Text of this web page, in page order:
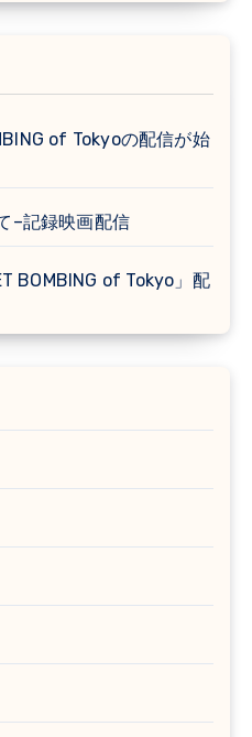
of Tokyoの配信が始
–記録映画配信
BOMBING of Tokyo」配